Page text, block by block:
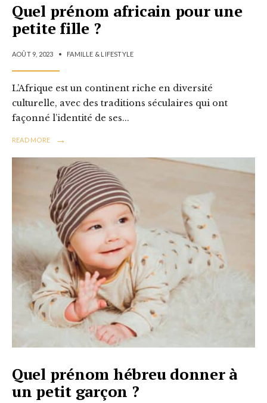
Quel prénom africain pour une
petite fille ?
AOÛT 9, 2023 • FAMILLE & LIFESTYLE
L’Afrique est un continent riche en diversité
culturelle, avec des traditions séculaires qui ont
façonné l’identité de ses...
READ MORE →
Quel prénom hébreu donner à
un petit garçon ?